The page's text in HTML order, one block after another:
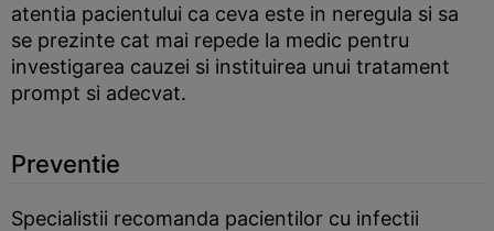
atentia pacientului ca ceva este in neregula si sa
se prezinte cat mai repede la medic pentru
investigarea cauzei si instituirea unui tratament
prompt si adecvat.
Preventie
Specialistii recomanda pacientilor cu infectii